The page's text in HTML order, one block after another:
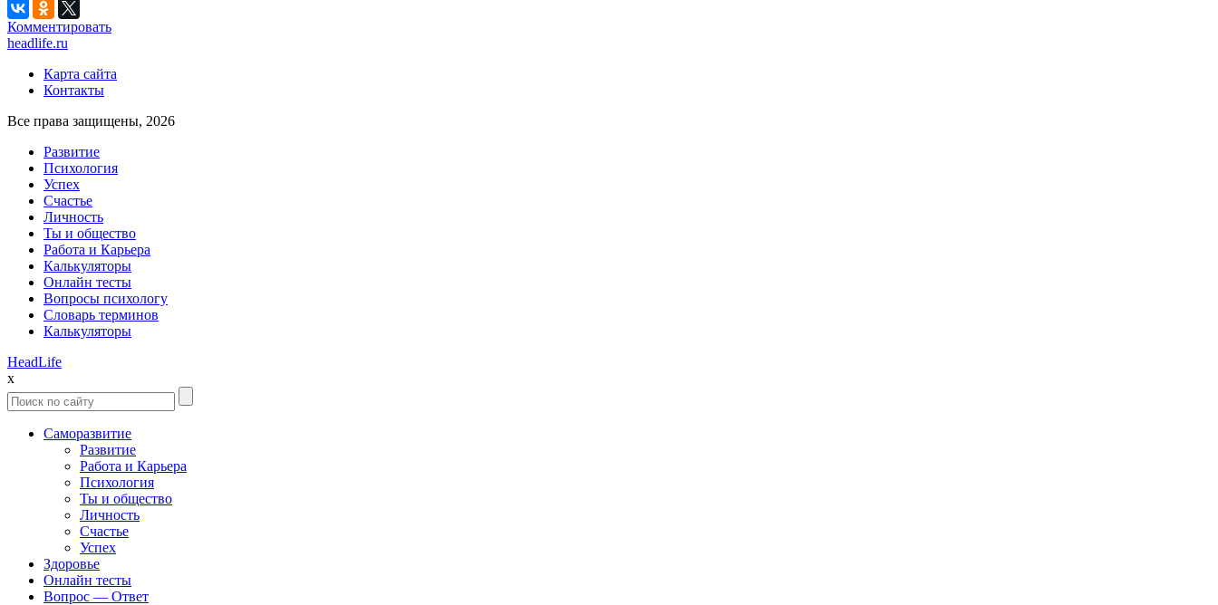
Комментировать
headlife.ru
Карта сайта
Контакты
Все права защищены, 2026
Развитие
Психология
Успех
Счастье
Личность
Ты и общество
Работа и Карьера
Калькуляторы
Онлайн тесты
Вопросы психологу
Словарь терминов
Калькуляторы
HeadLife
x
Саморазвитие
Развитие
Работа и Карьера
Психология
Ты и общество
Личность
Счастье
Успех
Здоровье
Онлайн тесты
Вопрос — Ответ